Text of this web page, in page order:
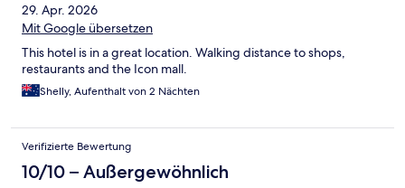
29. Apr. 2026
Mit Google übersetzen
This hotel is in a great location. Walking distance to shops,
restaurants and the Icon mall.
Shelly, Aufenthalt von 2 Nächten
Verifizierte Bewertung
10/10 – Außergewöhnlich